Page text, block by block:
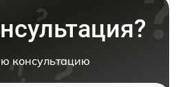
консультацию